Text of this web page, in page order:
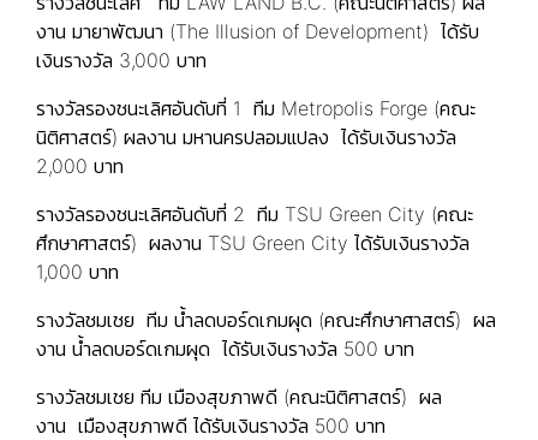
งาน มายาพัฒนา (The Illusion of Development) ได้รับ
เงินรางวัล 3,000 บาท
รางวัลรองชนะเลิศอันดับที่ 1 ทีม Metropolis Forge (คณะ
นิติศาสตร์) ผลงาน มหานครปลอมแปลง ได้รับเงินรางวัล
2,000 บาท
รางวัลรองชนะเลิศอันดับที่ 2 ทีม TSU Green City (คณะ
ศึกษาศาสตร์) ผลงาน TSU Green City ได้รับเงินรางวัล
1,000 บาท
รางวัลชมเชย ทีม น้ำลดบอร์ดเกมผุด (คณะศึกษาศาสตร์) ผล
งาน น้ำลดบอร์ดเกมผุด ได้รับเงินรางวัล 500 บาท
รางวัลชมเชย ทีม เมืองสุขภาพดี (คณะนิติศาสตร์) ผล
งาน เมืองสุขภาพดี ได้รับเงินรางวัล 500 บาท